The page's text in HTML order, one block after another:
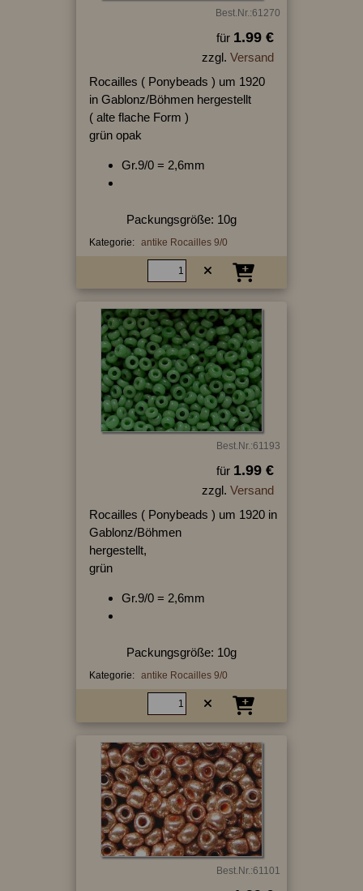
Best.Nr.:61270
für 1.99 €
zzgl. Versand
Rocailles ( Ponybeads ) um 1920
in Gablonz/Böhmen hergestellt
( alte flache Form )
grün opak
Gr.9/0 = 2,6mm
Packungsgröße: 10g
Kategorie: antike Rocailles 9/0
Best.Nr.:61193
für 1.99 €
zzgl. Versand
Rocailles ( Ponybeads ) um 1920 in
Gablonz/Böhmen
hergestellt,
grün
Gr.9/0 = 2,6mm
Packungsgröße: 10g
Kategorie: antike Rocailles 9/0
Best.Nr.:61101